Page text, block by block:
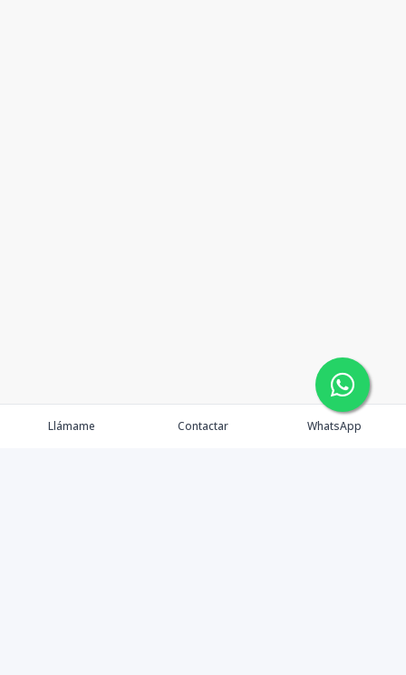
Llámame Contactar WhatsApp